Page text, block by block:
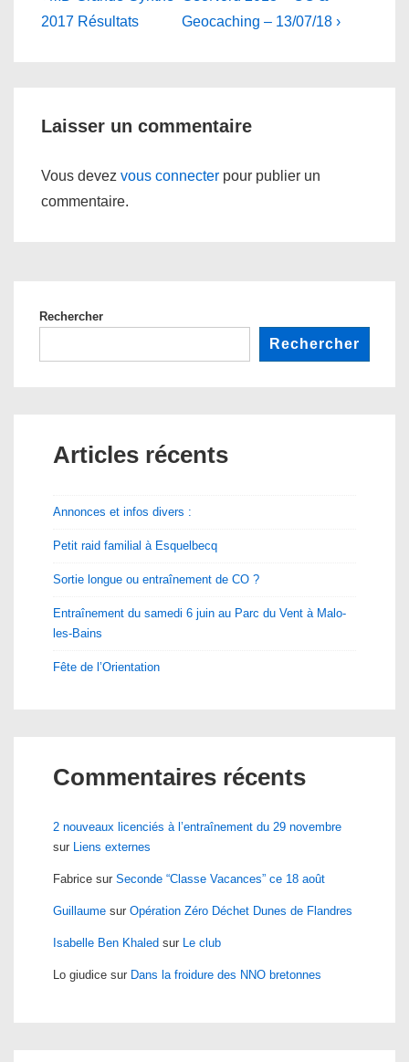
de
Post
2017 Résultats
Post
Geocaching – 13/07/18 ›
Laisser un commentaire
Vous devez vous connecter pour publier un
commentaire.
Rechercher
Rechercher
Articles récents
Annonces et infos divers :
Petit raid familial à Esquelbecq
Sortie longue ou entraînement de CO ?
Entraînement du samedi 6 juin au Parc du Vent à Malo-
les-Bains
Fête de l’Orientation
Commentaires récents
2 nouveaux licenciés à l’entraînement du 29 novembre
sur
Liens externes
Fabrice sur Seconde “Classe Vacances” ce 18 août
Guillaume sur Opération Zéro Déchet Dunes de Flandres
Isabelle Ben Khaled sur Le club
Lo giudice sur Dans la froidure des NNO bretonnes